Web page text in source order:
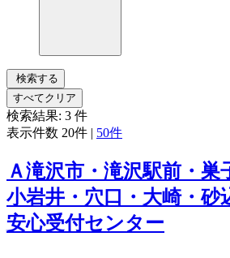
検索する
すべてクリア
検索結果: 3 件
表示件数 20件 | 50件
Ａ滝沢市・滝沢駅前・巣
小岩井・穴口・大崎・砂
安心受付センター